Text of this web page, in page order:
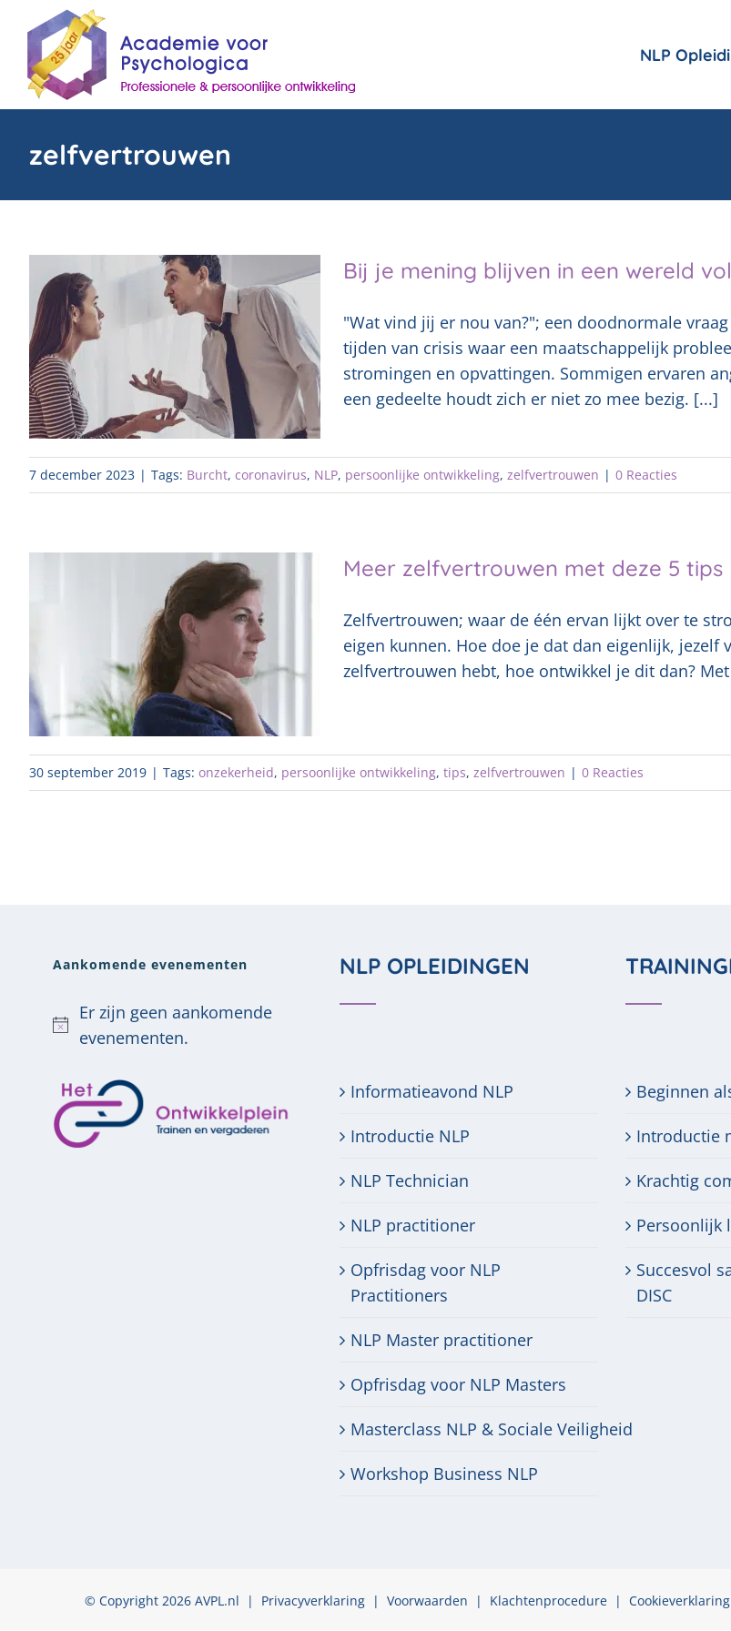
content
NLP
zelfvertrouwen
Bij je mening blijven in een wereld
"Wat vind jij er nou van?"; een doodnormale
tijden van crisis waar een maatschappelijk
stromingen en opvattingen. Sommigen ervaren
een gedeelte houdt zich er niet zo mee bezig. [...]
7 december 2023 | Tags: Burcht, coronavirus, NLP, persoonlijke ontwikkeling, zelfvertrouwen | 0 Reacties
Meer zelfvertrouwen met deze 5 tips
Zelfvertrouwen; waar de één ervan lijkt over te
eigen kunnen. Hoe doe je dat dan eigenlijk,
zelfvertrouwen hebt, hoe ontwikkel je dit dan?
30 september 2019 | Tags: onzekerheid, persoonlijke ontwikkeling, tips, zelfvertrouwen | 0 Reacties
Aankomende evenementen
Bericht
Er zijn geen aankomende
evenementen.
NLP OPLEIDINGEN
Informatieavond NLP
Introductie NLP
NLP Technician
NLP practitioner
Opfrisdag voor NLP
Practitioners
NLP Master practitioner
Opfrisdag voor NLP Masters
Masterclass NLP & Sociale Veiligheid
Workshop Business NLP
Beginnen
Introductie
Krachtig
Persoonlijk
Succesvol
DISC
© Copyright 2026 AVPL.nl | Privacyverklaring| Voorwaarden | Klachtenprocedure| Cookieverklaring